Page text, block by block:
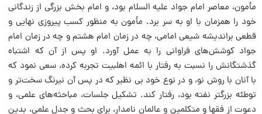
مأمون، معاصر امام جواد علیه السلام بود، و امام بخش بزرگى از زندگانى
خود را همزمان با او به سر برد. مأمون به منظور کسب پیروزى نهایى و
قطعى براندیشه شیعى امامى، چه در زمان امام هشتم و چه در زمان امام
جواد کوشش‌هاى فراوانى را به عمل آورد. او پس از آن که اشتباه
گذشتگانش را نسبت به رفتار با ائمه اهلبیت تجربه کرده، سعى نمود که
با آنان با روش نو، و در نوع خود بى نظیر که در پس آن نیرنگ سخت‌تر و
توطئه بزرگتر نفته بود، رفتار کند. تشکیل جلسات، مباحثه‌هاى علمى، و
دعوت از فقها و متکلمین و عالمان نامدار، براى بحث و جدل علمى، بدین